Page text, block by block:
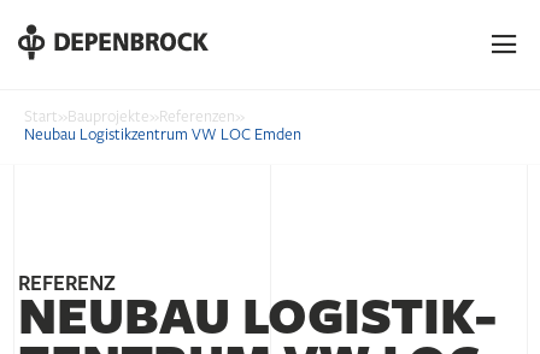
DE
PL
Start»Bauprojekte»Referenzen»
Neubau Logistikzentrum VW LOC Emden
REFERENZ
NEUBAU LOGISTIK­